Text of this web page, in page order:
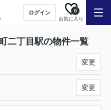
ログイン
お気に入り
0
二丁目駅の物件一覧
変更
変更